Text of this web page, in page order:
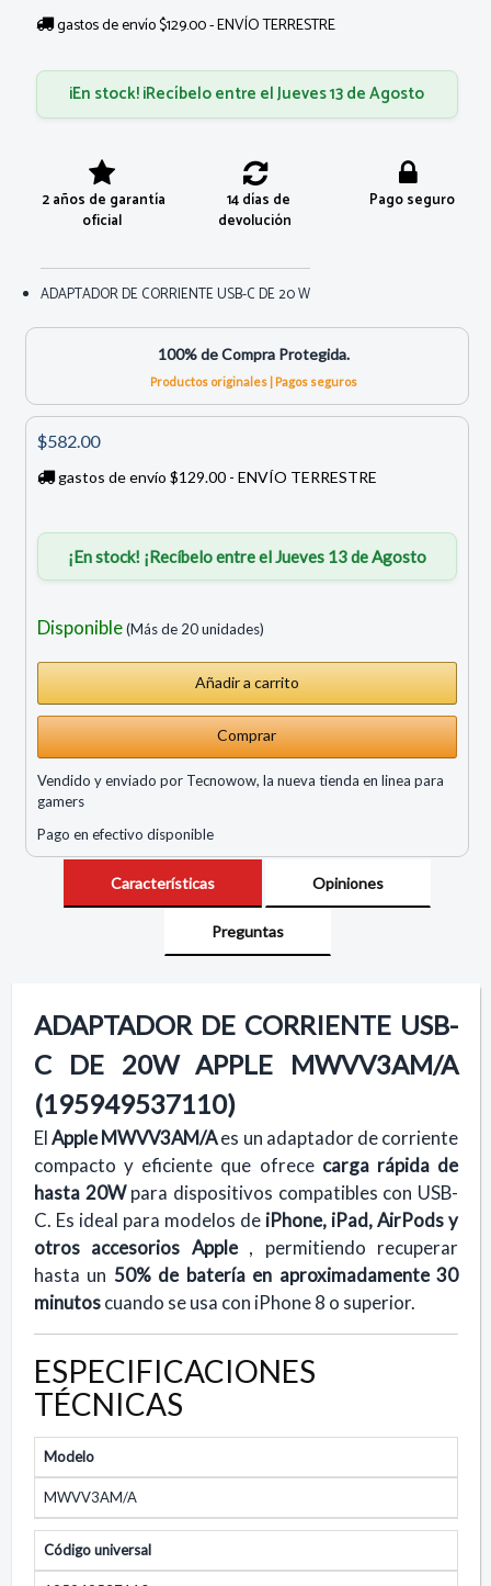
gastos de envío $129.00 - ENVÍO TERRESTRE
¡En stock! ¡Recíbelo entre el Jueves 13 de Agosto
2 años de garantía
oficial
14 días de
devolución
Pago seguro
ADAPTADOR DE CORRIENTE USB-C DE 20 W
100% de Compra Protegida.
Productos originales | Pagos seguros
$582.00
gastos de envío $129.00 - ENVÍO TERRESTRE
¡En stock! ¡Recíbelo entre el Jueves 13 de Agosto
Disponible(Más de 20 unidades)
Comprar
Vendido y enviado por Tecnowow, la nueva tienda en linea para
gamers
Pago en efectivo disponible
Características Opiniones
Preguntas
ADAPTADOR DE CORRIENTE USB-
C DE 20W APPLE MWVV3AM/A
(195949537110)
ElApple MWVV3AM/Aes un adaptador de corriente
compacto y eficiente que ofrece carga rápida de
hasta 20Wpara dispositivos compatibles con USB-
C. Es ideal para modelos de iPhone, iPad, AirPods y
otros accesorios Apple , permitiendo recuperar
hasta un 50% de batería en aproximadamente 30
minutoscuando se usa con iPhone 8 o superior.
ESPECIFICACIONES
TÉCNICAS
Modelo
MWVV3AM/A
Código universal